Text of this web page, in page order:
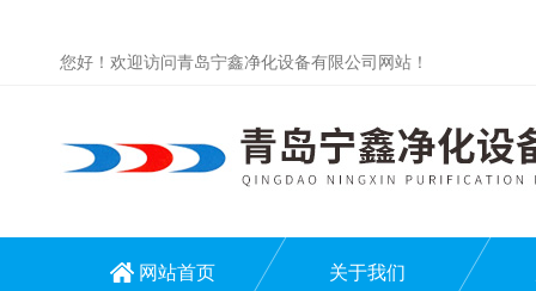
您好！欢迎访问青岛宁鑫净化设备有限公司网站！
网站首页 关于我们